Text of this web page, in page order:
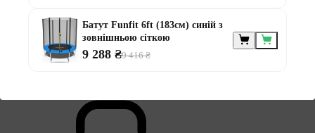
Поділіться своїми враженнями з іншими
Батут Funfit 6ft (183см) синій з
зовнішньою сіткою
9 288 ₴9 416 ₴